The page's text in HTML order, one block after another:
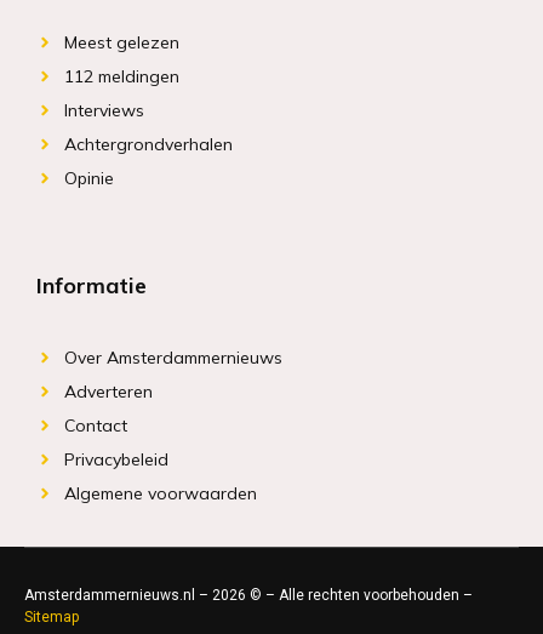
Meest gelezen
112 meldingen
Interviews
Achtergrondverhalen
Opinie
Informatie
Over Amsterdammernieuws
Adverteren
Contact
Privacybeleid
Algemene voorwaarden
Amsterdammernieuws.nl – 2026 © – Alle rechten voorbehouden –
Sitemap